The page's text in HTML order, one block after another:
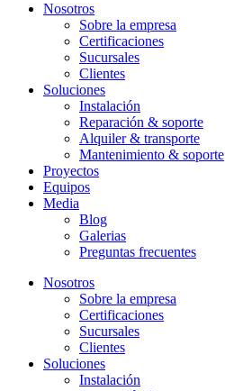
Nosotros
Sobre la empresa
Certificaciones
Sucursales
Clientes
Soluciones
Instalación
Reparación & soporte
Alquiler & transporte
Mantenimiento & soporte
Proyectos
Equipos
Media
Blog
Galerias
Preguntas frecuentes
Nosotros
Sobre la empresa
Certificaciones
Sucursales
Clientes
Soluciones
Instalación